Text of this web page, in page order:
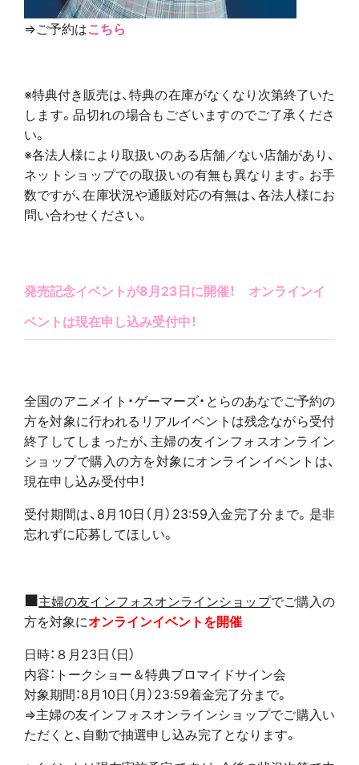
⇒ご予約はこちら
※特典付き販売は、特典の在庫がなくなり次第終了いた
します。品切れの場合もございますのでご了承くださ
い。
※各法人様により取扱いのある店舗／ない店舗があり、
ネットショップでの取扱いの有無も異なります。お手
数ですが、在庫状況や通販対応の有無は、各法人様にお
問い合わせください。
発売記念イベントが8月23日に開催！ オンラインイ
ベントは現在申し込み受付中！
全国のアニメイト・ゲーマーズ・とらのあなでご予約の
方を対象に行われるリアルイベントは残念ながら受付
終了してしまったが、主婦の友インフォスオンライン
ショップで購入の方を対象にオンラインイベントは、
現在申し込み受付中！
受付期間は、8月10日（月）23:59入金完了分まで。是非
忘れずに応募してほしい。
■主婦の友インフォスオンラインショップでご購入の
方を対象にオンラインイベントを開催
日時：８月23日（日）
内容：トークショー＆特典ブロマイドサイン会
対象期間：8月10日（月）23:59着金完了分まで。
⇒主婦の友インフォスオンラインショップでご購入い
ただくと、自動で抽選申し込み完了となります。